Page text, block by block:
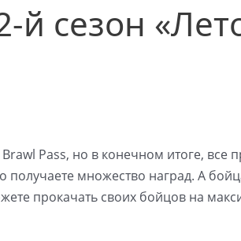
й сезон
Pass, но в конечном итоге, все
получаете множество наград. А
прокачать своих бойцов на